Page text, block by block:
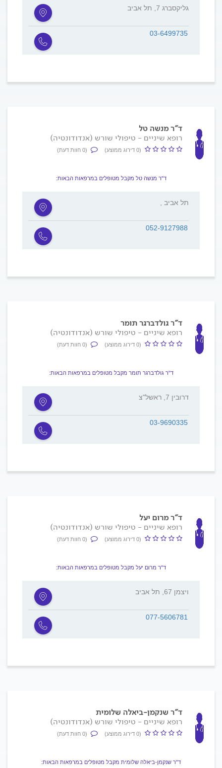
גליקסברג 7, תל אביב
03-6499735
ד"ר מנשה טל
רופא שיניים - טיפולי שורש (אנדודונטיה)
(0 דירוג ממוצע) (0 חוות דעת)
ד"ר מנשה טל מקבל מטופלים במרפאות הבאות:
, תל אביב
052-9127988
ד"ר גולדברגר תומר
רופא שיניים - טיפולי שורש (אנדודונטיה)
(0 דירוג ממוצע) (0 חוות דעת)
ד"ר גולדברגר תומר מקבל מטופלים במרפאות הבאות:
דרובין 7, ראשל"צ
03-9690335
ד"ר מרום יעל
רופא שיניים - טיפולי שורש (אנדודונטיה)
(0 דירוג ממוצע) (0 חוות דעת)
ד"ר מרום יעל מקבל מטופלים במרפאות הבאות:
ויצמן 67, תל אביב
077-5606781
ד"ר שנקמן-ביאלה שלומית
רופא שיניים - טיפולי שורש (אנדודונטיה)
(0 דירוג ממוצע) (0 חוות דעת)
ד"ר שנקמן-ביאלה שלומית מקבל מטופלים במרפאות הבאות: